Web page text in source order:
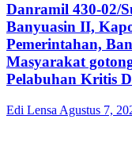
Danramil 430-02/
Banyuasin II,
Pemerintahan,
Masyarakat
Pelabuhan Kritis
Edi Lensa Agustus 7,